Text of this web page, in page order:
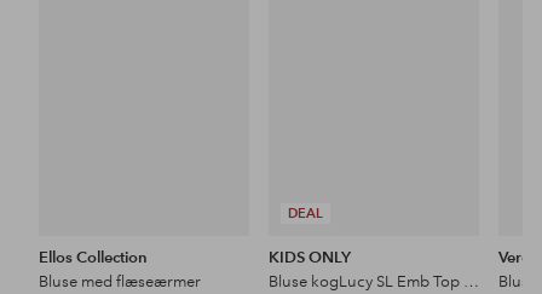
Ellos Collection
Bluse med flæseærmer
DEAL
KIDS ONLY
Bluse kogLucy SL Emb Top Wvn
Vero
Bluse